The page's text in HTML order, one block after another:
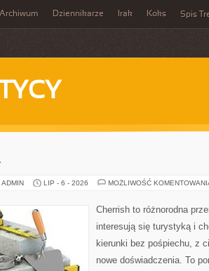
Archiwum Dziennikarze Irak Koks Spis
LIP - 6 - 2026 MOŻLIWOŚĆ
Cherrish to różnorodna
interesują się turystyką i
kierunki bez pośpiechu, z
nowe doświadczenia. To